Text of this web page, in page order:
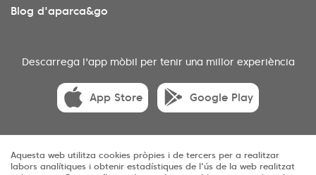
Blog d'aparca&go
Descarrega l'app mòbil per tenir una millor experiència
App Store Google Play
© 2025 aparca&go Tots els drets reservats
Aquesta web utilitza cookies pròpies i de tercers per a realitzar
labors analítiques i obtenir estadístiques de l'ús de la web realitzat